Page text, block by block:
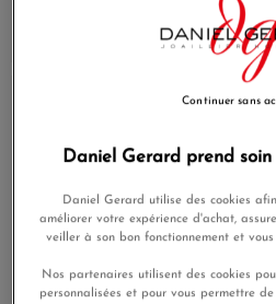
Daniel Gerard prend
Daniel Gerard utilise des cookies
améliorer votre expérience d'achat,
veiller à son bon fonctionnement et
Nos partenaires utilisent des cookies
personnalisées et pour vous permettre
Continuer sans